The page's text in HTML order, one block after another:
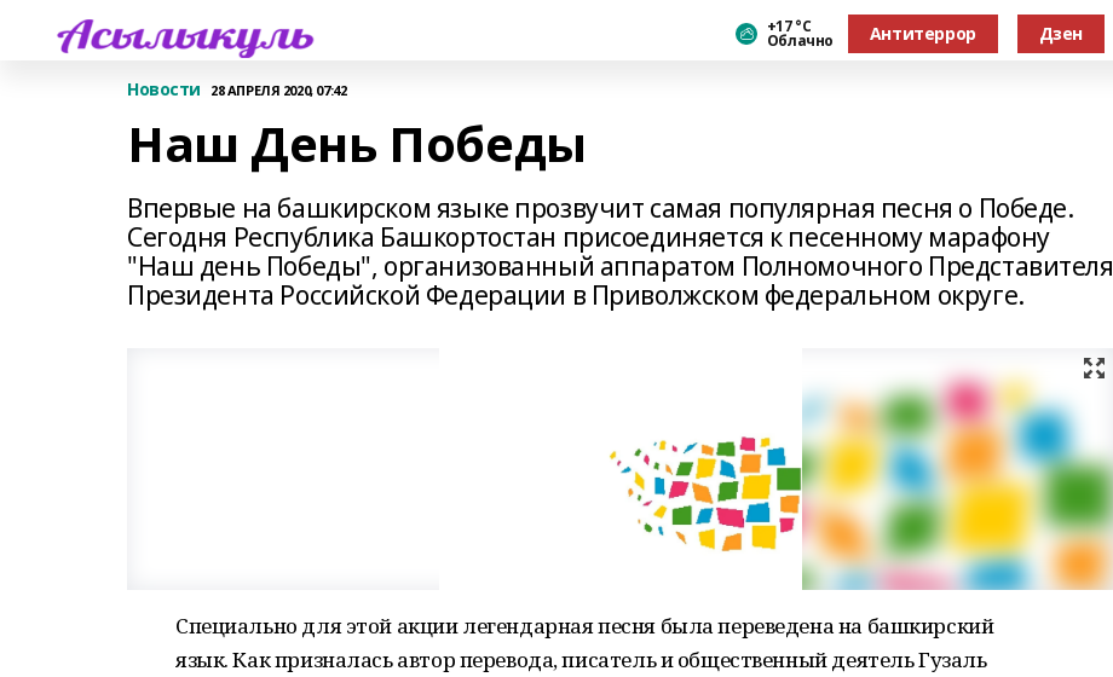
+17 °С
Облачно Антитеррор Дзен
Новости 28 АПРЕЛЯ 2020, 07:42
Наш День Победы
Впервые на башкирском языке прозвучит самая популярная песня о Победе.
Сегодня Республика Башкортостан присоединяется к песенному марафону
"Наш день Победы", организованный аппаратом Полномочного Представителя
Президента Российской Федерации в Приволжском федеральном округе.
Специально для этой акции легендарная песня была переведена на башкирский
язык. Как призналась автор перевода, писатель и общественный деятель Гузаль